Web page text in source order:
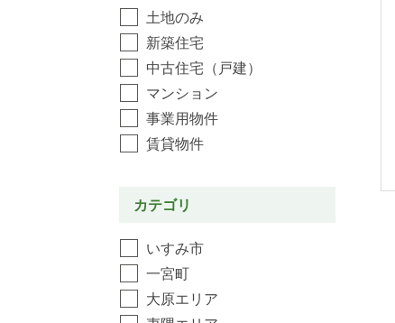
土地のみ
新築住宅
中古住宅（戸建）
マンション
事業用物件
賃貸物件
カテゴリ
いすみ市
一宮町
大原エリア